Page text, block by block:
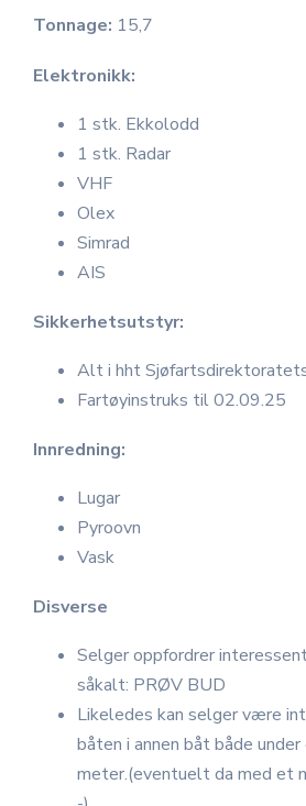
Tonnage: 15,7
Elektronikk:
1 stk. Ekkolodd
1 stk. Radar
VHF
Olex
Simrad
AIS
Sikkerhetsutstyr:
Alt i hht
Fartøyinstruks til 02.09.25
Innredning:
Lugar
Pyroovn
Vask
Disverse
Selger oppfordrer
såkalt: PRØV BUD
Likeledes kan selger være
båten i annen båt både
meter.(eventuelt da med et